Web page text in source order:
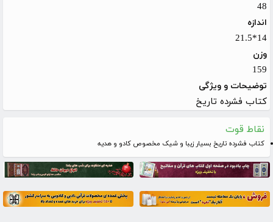
48
اندازه
14*21.5
وزن
159
توضیحات و ویژگی
کتاب فشرده تاریخ
نقاط قوت
کتاب فشرده تاریخ بسیار زیبا و شیک مخصوص کادو و هدیه